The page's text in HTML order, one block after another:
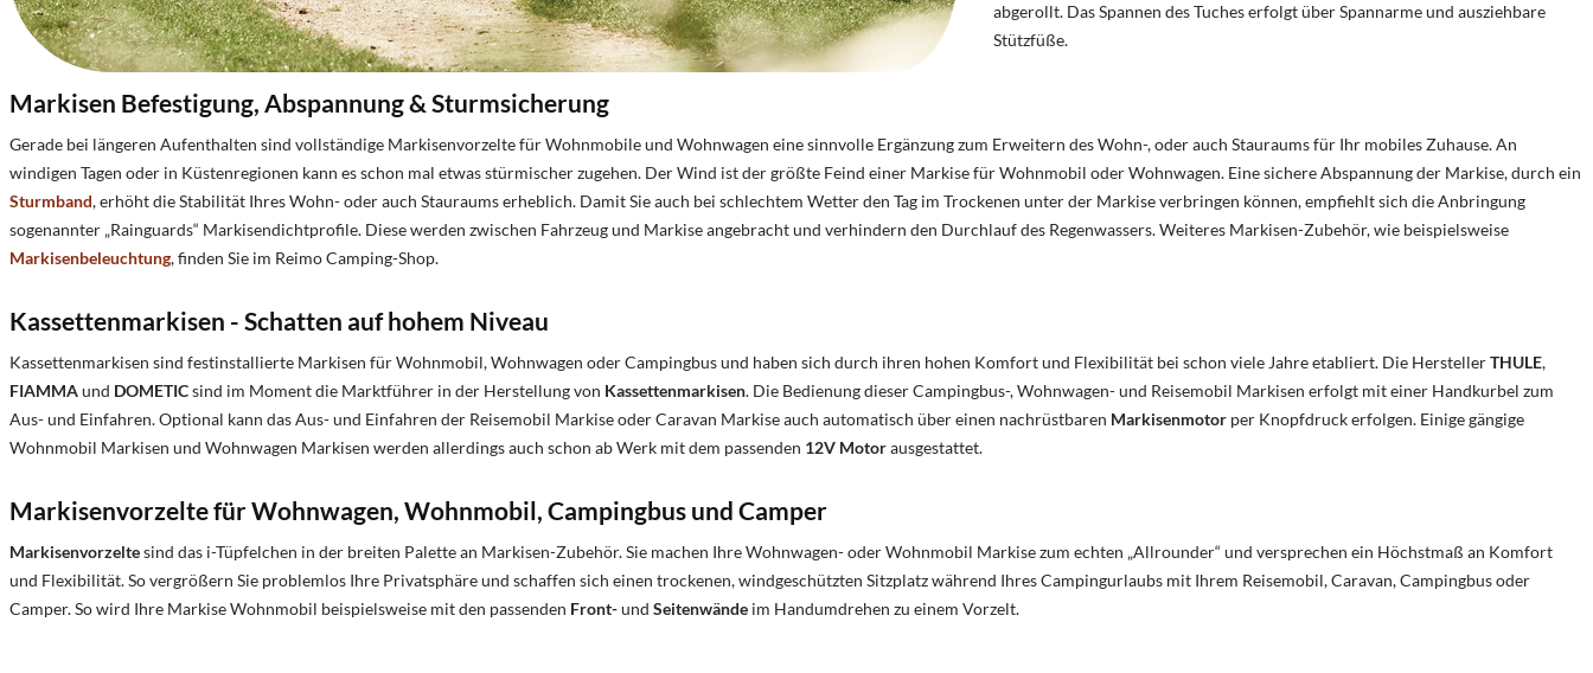
abgerollt. Das Spannen des Tuches erfolgt über Spannarme und ausziehbare
Stützfüße.
Markisen Befestigung, Abspannung & Sturmsicherung
Gerade bei längeren Aufenthalten sind vollständige Markisenvorzelte für Wohnmobile und Wohnwagen eine sinnvolle Ergänzung zum Erweitern des Wohn-, oder auch Stauraums für Ihr mobiles Zuhause. An
windigen Tagen oder in Küstenregionen kann es schon mal etwas stürmischer zugehen. Der Wind ist der größte Feind einer Markise für Wohnmobil oder Wohnwagen. Eine sichere Abspannung der Markise, durch ein
Sturmband, erhöht die Stabilität Ihres Wohn- oder auch Stauraums erheblich. Damit Sie auch bei schlechtem Wetter den Tag im Trockenen unter der Markise verbringen können, empfiehlt sich die Anbringung
sogenannter „Rainguards“ Markisendichtprofile. Diese werden zwischen Fahrzeug und Markise angebracht und verhindern den Durchlauf des Regenwassers. Weiteres Markisen-Zubehör, wie beispielsweise
Markisenbeleuchtung, finden Sie im Reimo Camping-Shop.
Kassettenmarkisen - Schatten auf hohem Niveau
Kassettenmarkisen sind festinstallierte Markisen für Wohnmobil, Wohnwagen oder Campingbus und haben sich durch ihren hohen Komfort und Flexibilität bei schon viele Jahre etabliert. Die HerstellerTHULE,
FIAMMAund DOMETICsind im Moment die Marktführer in der Herstellung von Kassettenmarkisen. Die Bedienung dieser Campingbus-, Wohnwagen- und Reisemobil Markisen erfolgt mit einer Handkurbel zum
Aus- und Einfahren. Optional kann das Aus- und Einfahren der Reisemobil Markise oder Caravan Markise auch automatisch über einen nachrüstbaren Markisenmotor per Knopfdruck erfolgen. Einige gängige
Wohnmobil Markisen und Wohnwagen Markisen werden allerdings auch schon ab Werk mit dem passenden 12V Motorausgestattet.
Markisenvorzelte für Wohnwagen, Wohnmobil, Campingbus und Camper
Markisenvorzeltesind das i-Tüpfelchen in der breiten Palette an Markisen-Zubehör. Sie machen Ihre Wohnwagen- oder Wohnmobil Markise zum echten „Allrounder“ und versprechen ein Höchstmaß an Komfort
und Flexibilität. So vergrößern Sie problemlos Ihre Privatsphäre und schaffen sich einen trockenen, windgeschützten Sitzplatz während Ihres Campingurlaubs mit Ihrem Reisemobil, Caravan, Campingbus oder
Camper. So wird Ihre Markise Wohnmobil beispielsweise mit den passenden Front-und Seitenwände im Handumdrehen zu einem Vorzelt.